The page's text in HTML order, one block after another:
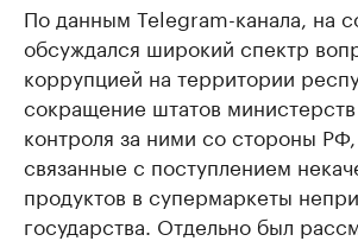
По данным Telegram-канала, на
обсуждался широкий спектр
коррупцией на территории
сокращение штатов
контроля за ними со стороны
связанные с поступлением
продуктов в супермаркеты
государства. Отдельно был